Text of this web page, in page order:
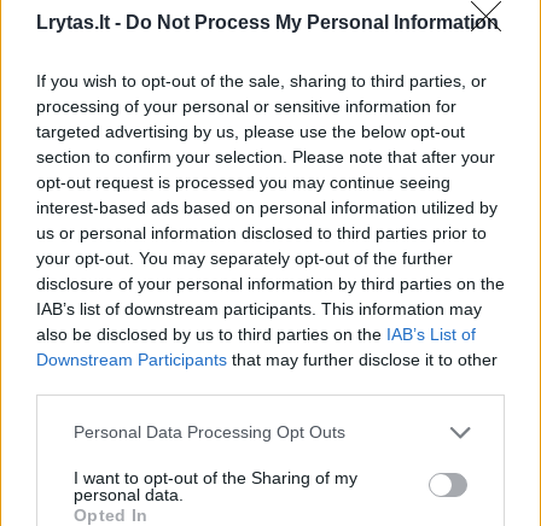
Lrytas.lt - Do Not Process My Personal Information
If you wish to opt-out of the sale, sharing to third parties, or
processing of your personal or sensitive information for
targeted advertising by us, please use the below opt-out
section to confirm your selection. Please note that after your
opt-out request is processed you may continue seeing
interest-based ads based on personal information utilized by
us or personal information disclosed to third parties prior to
your opt-out. You may separately opt-out of the further
disclosure of your personal information by third parties on the
IAB’s list of downstream participants. This information may
also be disclosed by us to third parties on the IAB’s List of
Downstream Participants that may further disclose it to other
Personal Data Processing Opt Outs
I want to opt-out of the Sharing of my
personal data.
Opted In
sukūręs dokumentinius filmus „Visa teisybė
apie mano tėvą, „Senis prie jūros“, o šiais
metais pristatęs dar vieną – „Debesies laivu“
apie V. Landsbergį ir M. K. Čiurlionį.
Susiję straipsniai